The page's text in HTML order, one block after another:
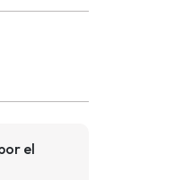
el